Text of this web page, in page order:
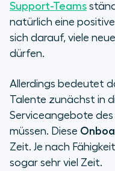
Support-Teams
natürlich eine
sich darauf, viele
dürfen.
Allerdings bedeutet
Talente zunächst in
Serviceangebote
müssen. Diese
Zeit. Je nach
sogar sehr viel Zeit.